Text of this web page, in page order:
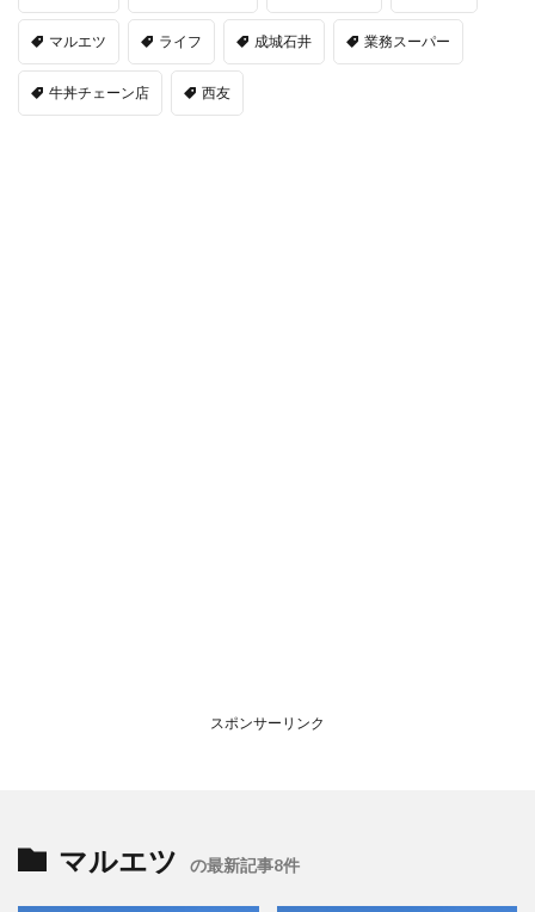
マルエツ ライフ 成城石井 業務スーパー
牛丼チェーン店 西友
スポンサーリンク
マルエツ の最新記事8件